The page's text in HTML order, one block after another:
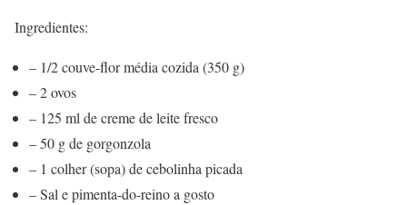
Ingredientes:
– 1/2 couve-flor média cozida (350 g)
– 2 ovos
– 125 ml de creme de leite fresco
– 50 g de gorgonzola
– 1 colher (sopa) de cebolinha picada
– Sal e pimenta-do-reino a gosto